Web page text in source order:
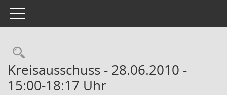
Toggle navigation
Rechercheauswahl
Kreisausschuss - 28.06.2010 -
15:00-18:17 Uhr